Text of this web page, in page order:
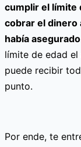
cumplir el límite
cobrar el dinero
había asegurado
límite de edad
puede recibir
punto.
Por ende, te